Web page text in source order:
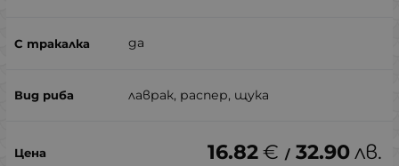
да
лаврак, распер, щука
16.82€ / 32.90лв.